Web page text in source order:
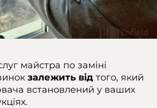
майстра по заміні
залежить від того, який
встановлений у ваших